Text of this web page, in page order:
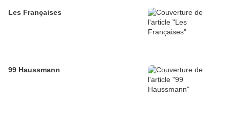
Les Françaises
99 Haussmann